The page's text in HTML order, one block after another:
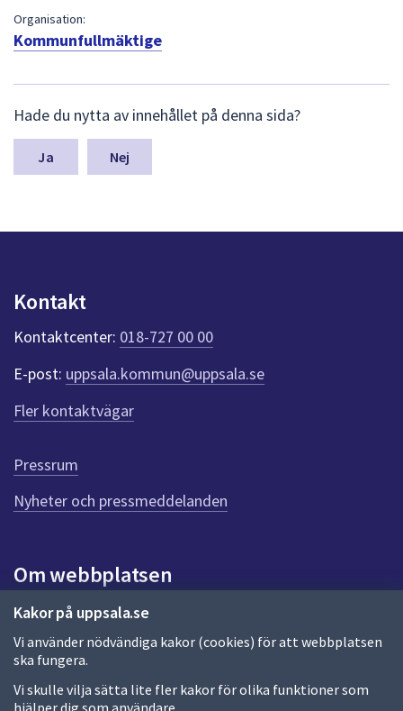
Kakor på uppsala.se
Vi använder nödvändiga kakor (cookies) för att webbplatsen
ska fungera.
Vi skulle vilja sätta lite fler kakor för olika funktioner som
hjälper dig som användare.
Organisation:
Kommunfullmäktige
ä
m
a
n
k
t
e
r
f
ö
r
e
n
n
a
d
a
Hade du nytta av innehållet på denna sida?
Nej
Kontakt
Kontaktcenter: 018-727 00 00
E-post: uppsala.kommun@uppsala.se
Fler kontaktvägar
Pressrum
Nyheter och pressmeddelanden
Om webbplatsen
Om webbplatsen
Allmänna handlingar och diarium
Behandling av personuppgifter